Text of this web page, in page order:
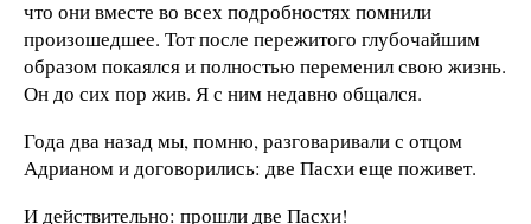
что они вместе во всех подробностях помнили
произошедшее. Тот после пережитого глубочайшим
образом покаялся и полностью переменил свою жизнь.
Он до сих пор жив. Я с ним недавно общался.
Года два назад мы, помню, разговаривали с отцом
Адрианом и договорились: две Пасхи еще поживет.
И действительно: прошли две Пасхи!